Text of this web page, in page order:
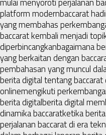
platform modernbaccarat
yang membahas
baccarat kembali menjadi
diperbincangkanbagaimana
yang berkaitan dengan
pembahasan yang muncul
berita digital tentang
onlinemengikuti
berita digitalberita digital
dinamika baccaratketika
perjalanan baccarat di era